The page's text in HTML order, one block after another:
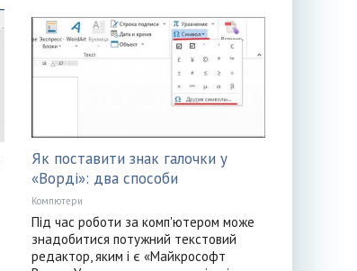
Як поставити знак галочки у
«Ворді»: два способи
Компютери
Під час роботи за комп'ютером може
знадобитися потужний текстовий
редактор, яким і є «Майкрософт